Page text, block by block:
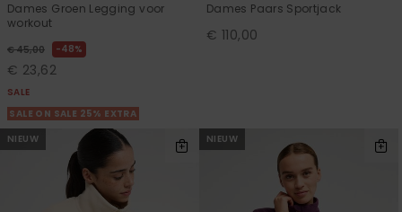
Dames Groen Legging voor
workout
€ 45,00 48%
€ 23,62
SALE
SALE ON SALE 25% EXTRA
Dames Paars Sportjack
€ 110,00
NIEUW NIEUW